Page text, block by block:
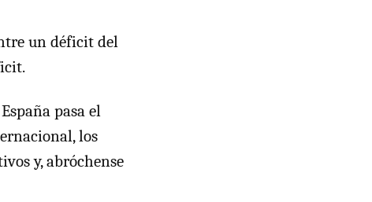
un déficit del
pasa el
los
y, abróchense